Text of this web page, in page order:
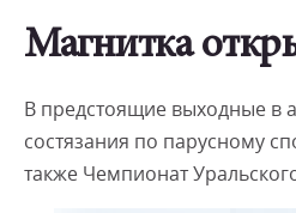
Магнитка
В предстоящие выходные в
состязания по парусному
также Чемпионат